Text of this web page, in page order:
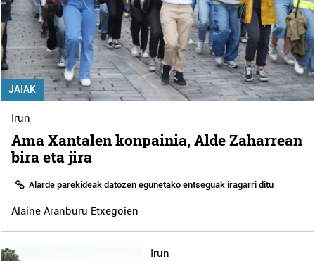
JAIAK
Irun
Ama Xantalen konpainia, Alde Zaharrean
bira eta jira
Alarde parekideak datozen egunetako entseguak iragarri ditu
Alaine Aranburu Etxegoien
Irun